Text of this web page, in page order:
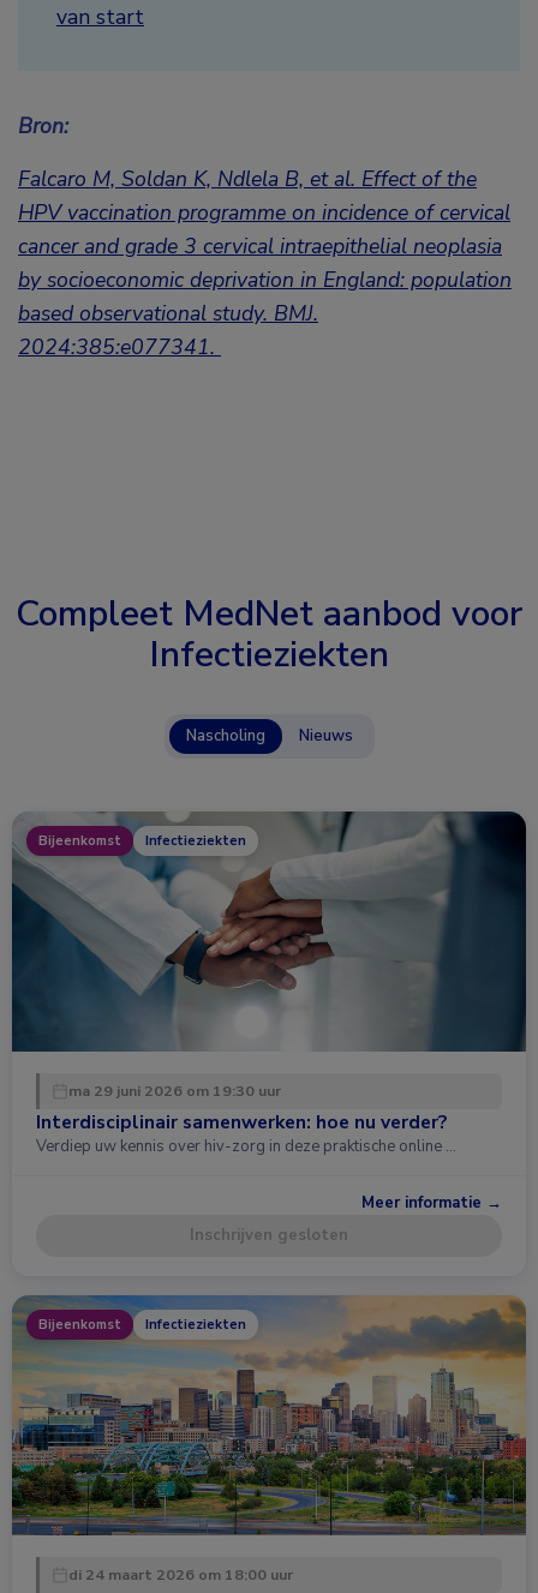
van start
Bron:
Falcaro M, Soldan K, Ndlela B, et al. Effect of the
HPV vaccination programme on incidence of cervical
cancer and grade 3 cervical intraepithelial neoplasia
by socioeconomic deprivation in England: population
based observational study. BMJ.
2024:385:e077341.
Compleet MedNet aanbod voor
Infectieziekten
Nascholing Nieuws
Bijeenkomst Infectieziekten
ma 29 juni 2026 om 19:30 uur
Interdisciplinair samenwerken: hoe nu verder?
Verdiep uw kennis over hiv-zorg in deze praktische online …
Meer informatie →
Inschrijven gesloten
Bijeenkomst Infectieziekten
di 24 maart 2026 om 18:00 uur